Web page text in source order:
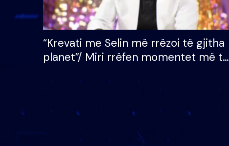
“Krevati me Selin më rrëzoi të gjitha
planet”/ Miri rrëfen momentet më të
mungojë zilja e mëngjesit kur…